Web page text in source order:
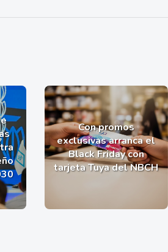
Con promos
exclusivas arranca el
Black Friday con
tarjeta Tuya del NBCH